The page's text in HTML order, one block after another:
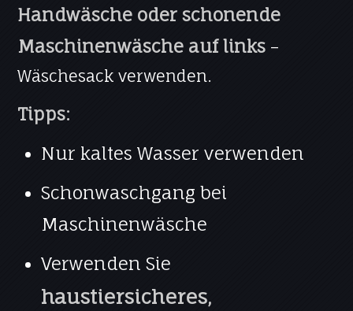
Handwäsche oder schonende
Maschinenwäsche auf links –
Wäschesack verwenden.
Tipps:
Nur kaltes Wasser verwenden
Schonwaschgang bei
Maschinenwäsche
Verwenden Sie
haustiersicheres,